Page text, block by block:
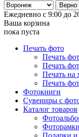
Ежедневно с 9:00 до
Ваша корзина
пока пуста
Печать фото
Печать
Печать
Печать на
Печать
Фотокниги
Сувениры с
Каталог товаров
Фоторамки
Подарки